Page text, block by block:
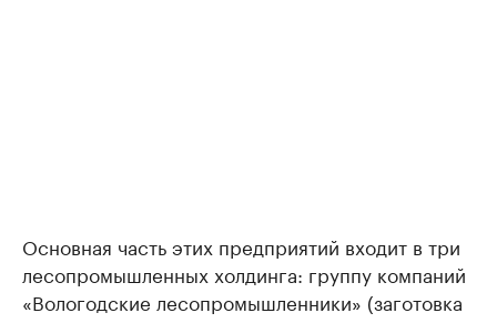
Основная часть этих предприятий входит в три
лесопромышленных холдинга: группу компаний
«Вологодские лесопромышленники» (заготовка